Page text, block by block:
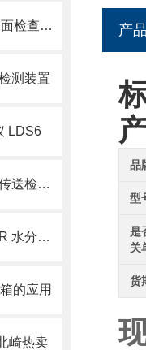
FUNATECH FY-18L冷白光表面检查灯 精密工件质检技术优势
测装置
LDS6
SUGIYAMA杉山电机PS-581 传送检测装置北崎有售
日本KETT快速水份测定仪 NIR 水分分析仪 KB-30
的应用
崎热卖
产
品
型
是
关
货